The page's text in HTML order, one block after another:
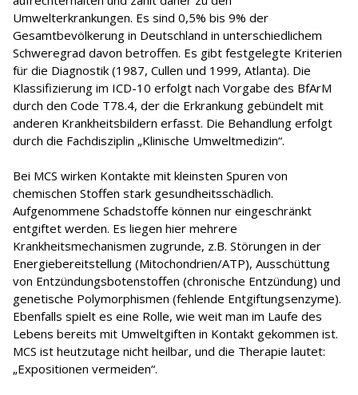
Umwelterkrankungen. Es sind 0,5% bis 9% der
Gesamtbevölkerung in Deutschland in unterschiedlichem
Schweregrad davon betroffen. Es gibt festgelegte Kriterien
für die Diagnostik (1987, Cullen und 1999, Atlanta). Die
Klassifizierung im ICD-10 erfolgt nach Vorgabe des BfArM
durch den Code T78.4, der die Erkrankung gebündelt mit
anderen Krankheitsbildern erfasst. Die Behandlung erfolgt
durch die Fachdisziplin „Klinische Umweltmedizin“.
Bei MCS wirken Kontakte mit kleinsten Spuren von
chemischen Stoffen stark gesundheitsschädlich.
Aufgenommene Schadstoffe können nur eingeschränkt
entgiftet werden. Es liegen hier mehrere
Krankheitsmechanismen zugrunde, z.B. Störungen in der
Energiebereitstellung (Mitochondrien/ATP), Ausschüttung
von Entzündungsbotenstoffen (chronische Entzündung) und
genetische Polymorphismen (fehlende Entgiftungsenzyme).
Ebenfalls spielt es eine Rolle, wie weit man im Laufe des
Lebens bereits mit Umweltgiften in Kontakt gekommen ist.
MCS ist heutzutage nicht heilbar, und die Therapie lautet:
„Expositionen vermeiden“.